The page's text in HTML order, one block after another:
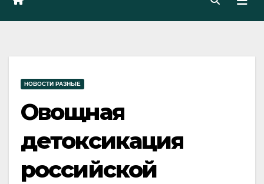
НОВОСТИ РАЗНЫЕ
Овощная
детоксикация
российской